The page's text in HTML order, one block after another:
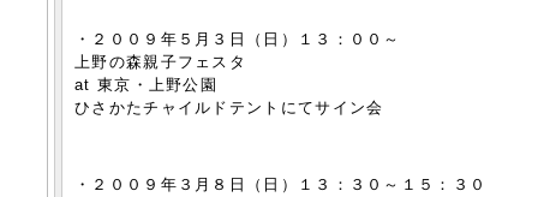
・２００９年５月３日（日）１３：００～
上野の森親子フェスタ
at 東京・上野公園
ひさかたチャイルドテントにてサイン会
・２００９年３月８日（日）１３：３０～１５：３０